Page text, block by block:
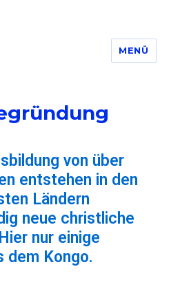
MENÜ
von über
entstehen in den
Ländern
neue christliche
nur einige
dem Kongo.